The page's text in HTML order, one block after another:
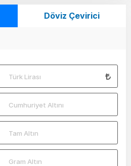
Döviz Çevirici
Türk Lirası
Cumhuriyet Altını
Tam Altın
Gram Altın